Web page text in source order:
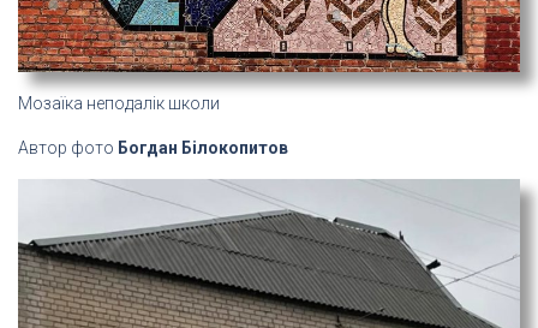
Мозаїка неподалік школи
Автор фото Богдан Білокопитов